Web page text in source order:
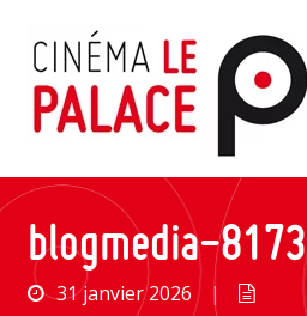
contenu
blogmedia-
31 janvier 2026 |